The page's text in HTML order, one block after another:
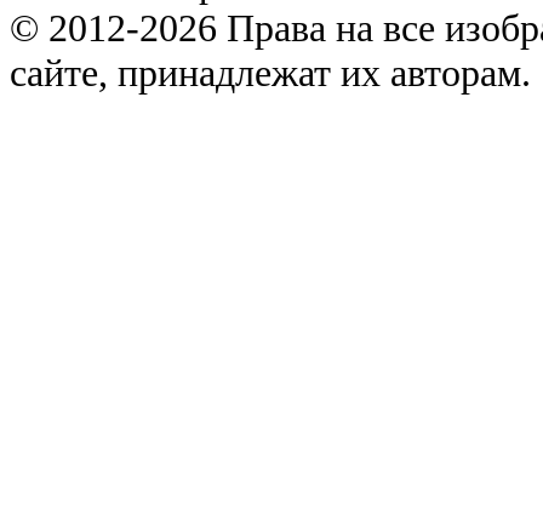
© 2012-2026 Права на все
сайте, принадлежат их авторам.